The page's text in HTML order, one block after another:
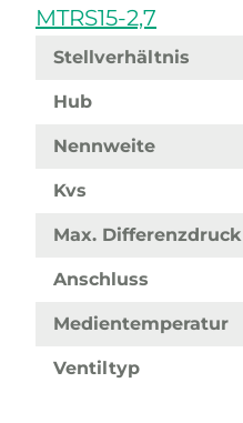
MTRS15-2,7
Stellverhältnis
Hub
Nennweite
Kvs
Max. Differenzdruck
Anschluss
Medientemperatur
Ventiltyp